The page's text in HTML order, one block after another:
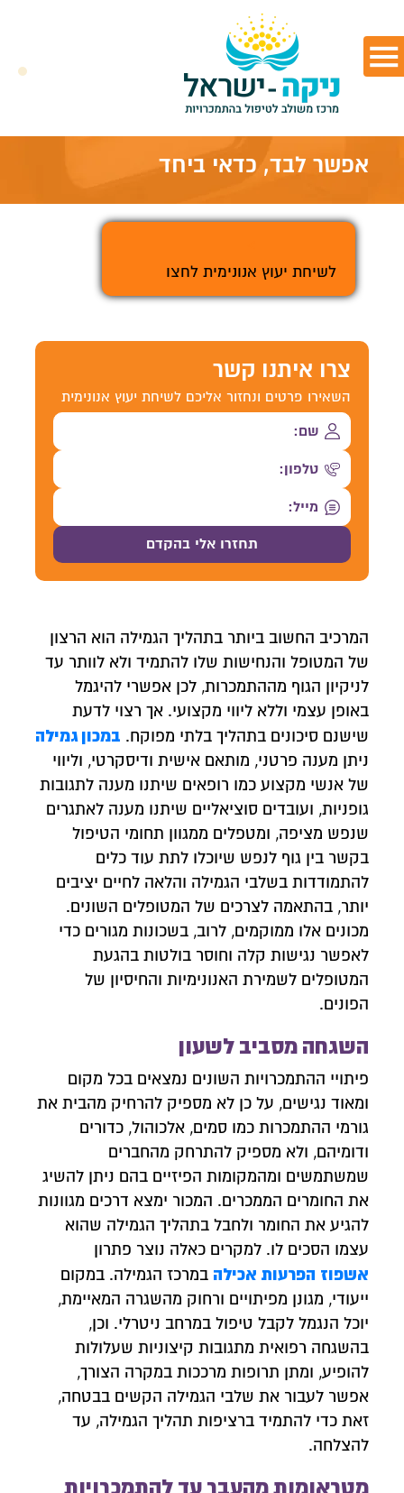
אפשר לבד, כדאי ביחד
לשיחת יעוץ אנונימית לחצו
צרו איתנו קשר
השאירו פרטים ונחזור אליכם לשיחת יעוץ אנונימית
המרכיב החשוב ביותר בתהליך הגמילה הוא הרצון
של המטופל והנחישות שלו להתמיד ולא לוותר עד
לניקיון הגוף מההתמכרות, לכן אפשרי להיגמל
באופן עצמי וללא ליווי מקצועי. אך רצוי לדעת
שישנם סיכונים בתהליך בלתי מפוקח. במכון גמילה
ניתן מענה פרטני, מותאם אישית ודיסקרטי, וליווי
של אנשי מקצוע כמו רופאים שיתנו מענה לתגובות
גופניות, ועובדים סוציאליים שיתנו מענה לאתגרים
שנפש מציפה, ומטפלים ממגוון תחומי הטיפול
בקשר בין גוף לנפש שיוכלו לתת עוד כלים
להתמודדות בשלבי הגמילה והלאה לחיים יציבים
יותר, בהתאמה לצרכים של המטופלים השונים.
מכונים אלו ממוקמים, לרוב, בשכונות מגורים כדי
לאפשר נגישות קלה וחוסר בולטות בהגעת
המטופלים לשמירת האנונימיות והחיסיון של
הפונים.
השגחה מסביב לשעון
פיתויי ההתמכרויות השונים נמצאים בכל מקום
ומאוד נגישים, על כן לא מספיק להרחיק מהבית את
גורמי ההתמכרות כמו סמים, אלכוהול, כדורים
ודומיהם, ולא מספיק להתרחק מהחברים
שמשתמשים ומהמקומות הפיזיים בהם ניתן להשיג
את החומרים הממכרים. המכור ימצא דרכים מגוונות
להגיע את החומר ולחבל בתהליך הגמילה שהוא
עצמו הסכים לו. למקרים כאלה נוצר פתרון
אשפוז הפרעות אכילה במרכז הגמילה. במקום
ייעודי, מגונן מפיתויים ורחוק מהשגרה המאיימת,
יוכל הנגמל לקבל טיפול במרחב ניטרלי. וכן,
בהשגחה רפואית מתגובות קיצוניות שעלולות
להופיע, ומתן תרופות מרככות במקרה הצורך,
אפשר לעבור את שלבי הגמילה הקשים בבטחה,
זאת כדי להתמיד ברציפות תהליך הגמילה, עד
להצלחה.
מטראומות מהעבר עד להתמכרויות